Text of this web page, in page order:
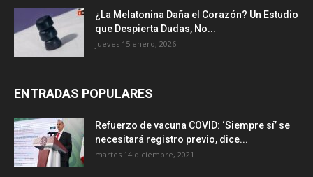
¿La Melatonina Daña el Corazón? Un Estudio
que Despierta Dudas, No...
jueves 15 enero, 2026
ENTRADAS POPULARES
Refuerzo de vacuna COVID: ‘Siempre sí’ se
necesitará registro previo, dice...
martes 14 diciembre, 2021